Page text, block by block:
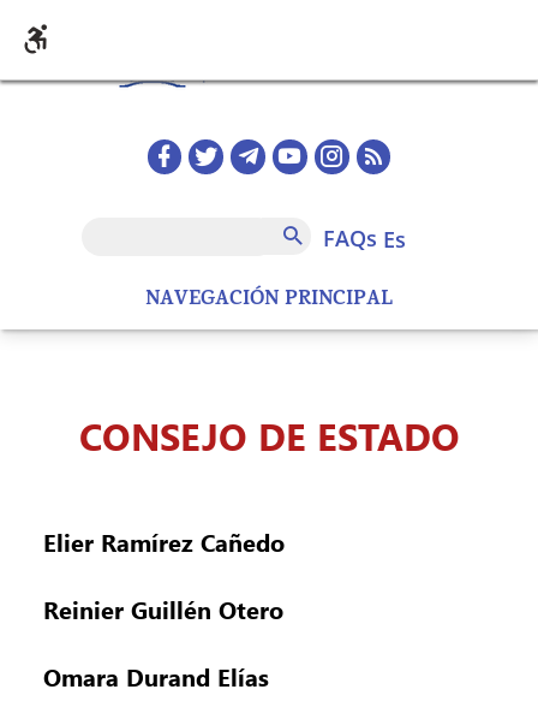
NAVEGACIÓN PRINCIPAL
Redes sociales home
FAQs
FAQs es
CONSEJO DE ESTADO
Elier Ramírez Cañedo
Reinier Guillén Otero
Omara Durand Elías